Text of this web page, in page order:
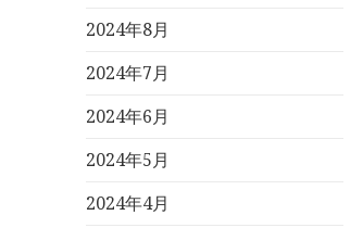
2024年8月
2024年7月
2024年6月
2024年5月
2024年4月